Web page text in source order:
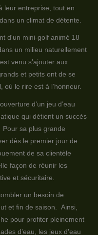
leur entreprise, tout en
un climat de détente.
d'un mini-golf animé 18
un milieu naturellement
venu s’ajouter aux
et petits ont de se
le rire est à l’honneur.
d’un jeu d’eau
qui détient un succès
sa plus grande
dès le premier jour de
de sa clientèle
façon de réunir les
et sécuritaire.
un besoin de
et fin de saison. Ainsi,
pour profiter pleinement
d’eau, les jeux d’eau